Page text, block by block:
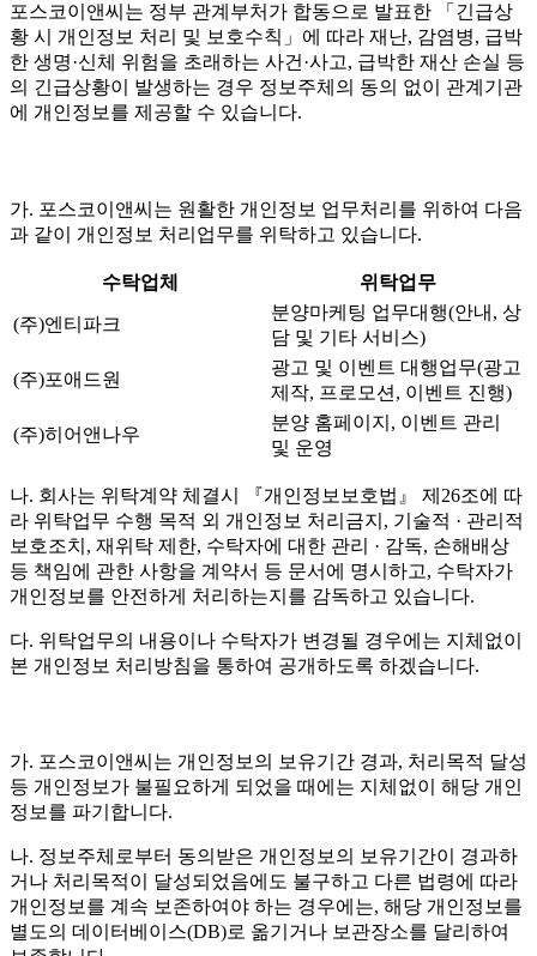
포스코이앤씨는 정부 관계부처가 합동으로 발표한 「긴급상
황 시 개인정보 처리 및 보호수칙」에 따라 재난, 감염병, 급박
한 생명·신체 위험을 초래하는 사건·사고, 급박한 재산 손실 등
의 긴급상황이 발생하는 경우 정보주체의 동의 없이 관계기관
에 개인정보를 제공할 수 있습니다.
가. 포스코이앤씨는 원활한 개인정보 업무처리를 위하여 다음
과 같이 개인정보 처리업무를 위탁하고 있습니다.
수탁업체 위탁업무
(주)엔티파크
분양마케팅 업무대행(안내, 상
담 및 기타 서비스)
(주)포애드원
광고 및 이벤트 대행업무(광고
제작, 프로모션, 이벤트 진행)
(주)히어앤나우
분양 홈페이지, 이벤트 관리
및 운영
나. 회사는 위탁계약 체결시 『개인정보보호법』 제26조에 따
라 위탁업무 수행 목적 외 개인정보 처리금지, 기술적 · 관리적
보호조치, 재위탁 제한, 수탁자에 대한 관리 · 감독, 손해배상
등 책임에 관한 사항을 계약서 등 문서에 명시하고, 수탁자가
개인정보를 안전하게 처리하는지를 감독하고 있습니다.
다. 위탁업무의 내용이나 수탁자가 변경될 경우에는 지체없이
본 개인정보 처리방침을 통하여 공개하도록 하겠습니다.
가. 포스코이앤씨는 개인정보의 보유기간 경과, 처리목적 달성
등 개인정보가 불필요하게 되었을 때에는 지체없이 해당 개인
정보를 파기합니다.
나. 정보주체로부터 동의받은 개인정보의 보유기간이 경과하
거나 처리목적이 달성되었음에도 불구하고 다른 법령에 따라
개인정보를 계속 보존하여야 하는 경우에는, 해당 개인정보를
별도의 데이터베이스(DB)로 옮기거나 보관장소를 달리하여